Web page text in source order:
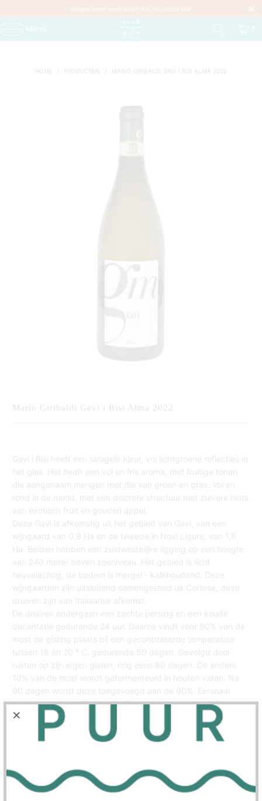
Vragen over onze wijn? Bel 06-51532464
Menu 0
HOME PRODUCTEN MARIO GIRIBALDI GAVI I RISI ALMA 2022
Mario Giribaldi Gavi i Risi Alma 2022
Gavi i Risi heeft een strogele kleur, vol lichtgroene reflecties in
het glas. Het heeft een vol en fris aroma, met fruitige tonen
die aangenaam mengen met die van groen en gras. Vol en
rond in de mond, met een discrete structuur met zuivere hints
van exotisch fruit en gouden appel.
Deze Gavi is afkomstig uit het gebied van Gavi, van een
wijngaard van 0,8 Ha en de tweede in Novi Ligure, van 1,6
Ha. Beiden hebben een zuidwestelijke ligging op een hoogte
van 240 meter boven zeeniveau. Het gebied is licht
heuvelachtig, de bodem is mergel - kalkhoudend. Deze
wijngaarden zijn uitsluitend samengesteld uit Cortese, deze
druiven zijn van Italiaanse afkomst.
De druiven ondergaan een zachte persing en een koude
decantatie gedurende 24 uur. Daarna vindt voor 90% van de
most de gisting plaats bij een gecontroleerde temperatuur
tussen 18 en 20 ° C, gedurende 50 dagen. Gevolgd door
rusten op zijn eigen gisten, nog eens 80 dagen. De andere
10% van de most wordt gefermenteerd in houten vaten. Na
90 dagen wordt deze toegevoegd aan de 90%. Eenmaal
geassembleerd, blijft de wijn 2 maanden rusten in de fles.
In winkelwagen